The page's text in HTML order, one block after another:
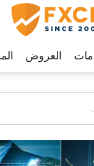
العروض